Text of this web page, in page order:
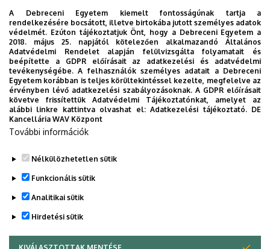
Publikációk
MTMT
Tudóstér
Kutatási terület
Paleontológia, kisgerinces tafonómia
Legutóbbi frissítés: 2025. 12. 28. 02:12
A Debreceni Egyetem kiemelt fontosságúnak tartja a
rendelkezésére bocsátott, illetve birtokába jutott személyes adatok
védelmét. Ezúton tájékoztatjuk Önt, hogy a Debreceni Egyetem a
2018. május 25. napjától kötelezően alkalmazandó Általános
Adatvédelmi Rendelet alapján felülvizsgálta folyamatait és
beépítette a GDPR előírásait az adatkezelési és adatvédelmi
tevékenységébe. A felhasználók személyes adatait a Debreceni
Egyetem korábban is teljes körültekintéssel kezelte, megfelelve az
érvényben lévő adatkezelési szabályozásoknak. A GDPR előírásait
követve frissítettük Adatvédelmi Tájékoztatónkat, amelyet az
alábbi linkre kattintva olvashat el:Adatkezelési tájékoztató. DE
Kancellária WAV Központ
További információk
Nélkülözhetetlen sütik
Funkcionális sütik
Analitikai sütik
Hirdetési sütik
KIVÁLASZTOTTAK MENTÉSE
WITHDRAW CONSENT